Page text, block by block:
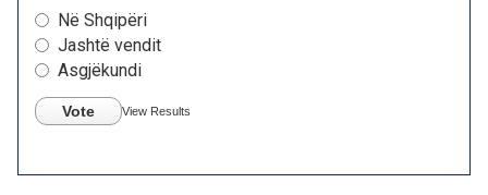
Në Shqipëri
Jashtë vendit
Asgjëkundi
Vote View Results